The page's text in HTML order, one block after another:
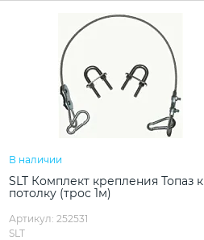
В наличии
SLT Комплект крепления Топаз к
потолку (трос 1м)
Артикул: 252531
SLT